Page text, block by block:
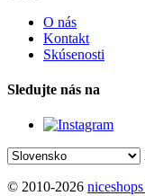
O nás
Kontakt
Skúsenosti
Sledujte nás na
© 2010-2026